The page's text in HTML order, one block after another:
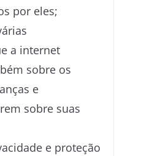
por eles;
a internet
sobre os
e
sobre suas
e proteção